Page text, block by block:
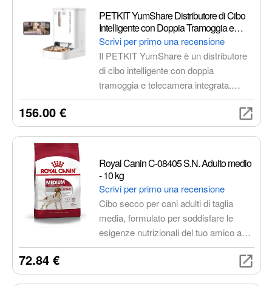
PETKIT YumShare Distributore di Cibo
Intelligente con Doppia Tramoggia e
Camera (P591)
Scrivi per primo una recensione
Il PETKIT YumShare è un distributore
di cibo intelligente con doppia
tramoggia e telecamera integrata.
Permette di gestire due tipi di cibo
tramite app e monitorare l'animale da
156.00 €
Royal Canin C-08405 S.N. Adulto medio
- 10 kg
Scrivi per primo una recensione
Cibo secco per cani adulti di taglia
media, formulato per soddisfare le
esigenze nutrizionali del tuo amico a
quattro zampe. Prodotto in Francia con
72.84 €